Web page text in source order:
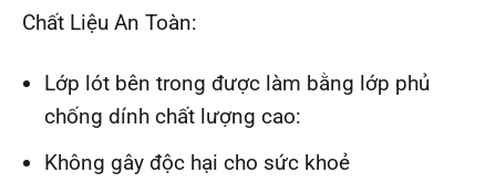
Chất Liệu An Toàn:
Lớp lót bên trong được làm bằng lớp phủ
chống dính chất lượng cao:
Không gây độc hại cho sức khoẻ